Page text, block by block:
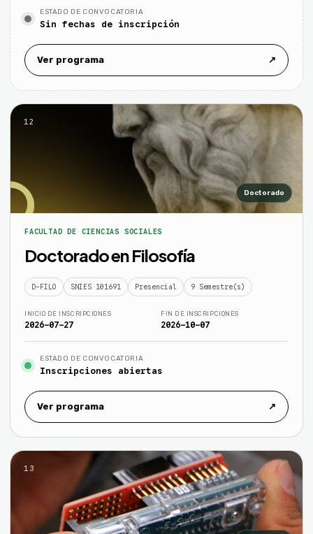
ESTADO DE CONVOCATORIA
Sin fechas de inscripción
Ver programa ↗
12
Doctorado
FACULTAD DE CIENCIAS SOCIALES
Doctorado en Filosofía
D-FILO SNIES 101691 Presencial 9 Semestre(s)
INICIO DE INSCRIPCIONES
2026-07-27
FIN DE INSCRIPCIONES
2026-10-07
ESTADO DE CONVOCATORIA
Inscripciones abiertas
Ver programa ↗
13